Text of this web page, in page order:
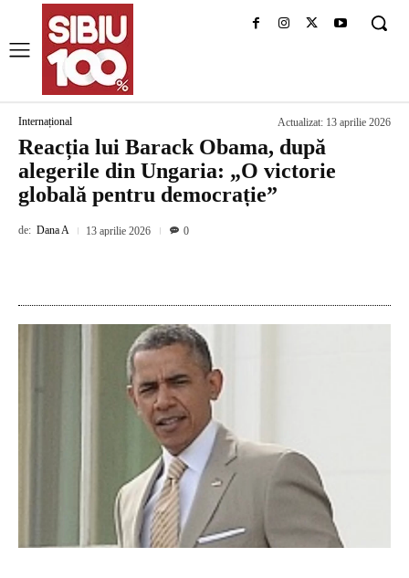
Internațional Actualizat: 13 aprilie 2026
Reacția lui Barack Obama, după
alegerile din Ungaria: „O victorie
globală pentru democrație”
de: Dana A 13 aprilie 2026 0